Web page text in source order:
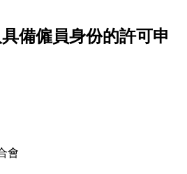
備僱員身份的許可申
會